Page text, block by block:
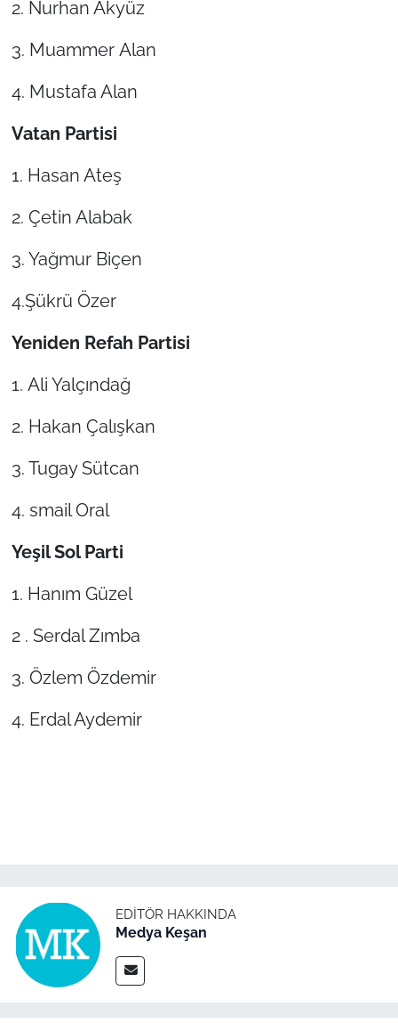
2. Nurhan Akyüz
3. Muammer Alan
4. Mustafa Alan
Vatan Partisi
1. Hasan Ateş
2. Çetin Alabak
3. Yağmur Biçen
4.Şükrü Özer
Yeniden Refah Partisi
1. Ali Yalçındağ
2. Hakan Çalışkan
3. Tugay Sütcan
4. smail Oral
Yeşil Sol Parti
1. Hanım Güzel
2 . Serdal Zımba
3. Özlem Özdemir
4. Erdal Aydemir
EDITÖR HAKKINDA
Medya Keşan